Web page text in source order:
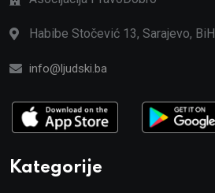
Habibe Stočević 13, Sarajevo, BiH
info@ljudski.ba
Kategorije